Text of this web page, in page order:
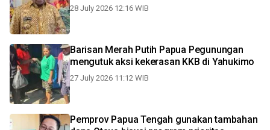
28 July 2026 12:16 WIB
Barisan Merah Putih Papua Pegunungan
mengutuk aksi kekerasan KKB di Yahukimo
27 July 2026 11:12 WIB
Pemprov Papua Tengah gunakan tambahan